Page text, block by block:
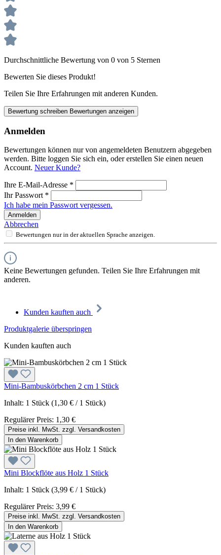
Durchschnittliche Bewertung von 0 von 5 Sternen
Bewerten Sie dieses Produkt!
Teilen Sie Ihre Erfahrungen mit anderen Kunden.
Bewertung schreiben Bewertungen anzeigen
Anmelden
Bewertungen können nur von angemeldeten Benutzern abgegeben
werden. Bitte loggen Sie sich ein, oder erstellen Sie einen neuen
Account. Neuer Kunde?
Ihre E-Mail-Adresse *
Ihr Passwort *
Ich habe mein Passwort vergessen.
Anmelden
Abbrechen
Bewertungen nur in der aktuellen Sprache anzeigen.
Keine Bewertungen gefunden. Teilen Sie Ihre Erfahrungen mit
anderen.
Kunden kauften auch
Produktgalerie überspringen
Kunden kauften auch
Mini-Bambuskörbchen 2 cm 1 Stück
Inhalt: 1 Stück (1,30 € / 1 Stück)
Regulärer Preis: 1,30 €
Preise inkl. MwSt. zzgl. Versandkosten
In den Warenkorb
Mini Blockflöte aus Holz 1 Stück
Inhalt: 1 Stück (3,99 € / 1 Stück)
Regulärer Preis: 3,99 €
Preise inkl. MwSt. zzgl. Versandkosten
In den Warenkorb